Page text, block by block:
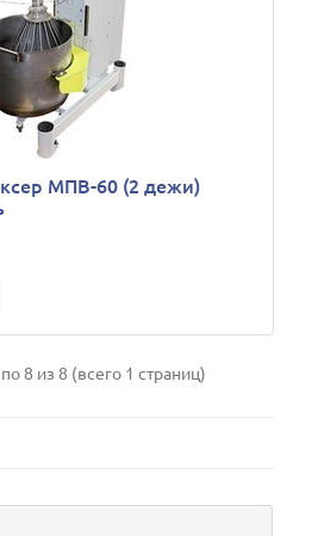
МПВ-60 (2 дежи)
8 из 8 (всего 1 страниц)